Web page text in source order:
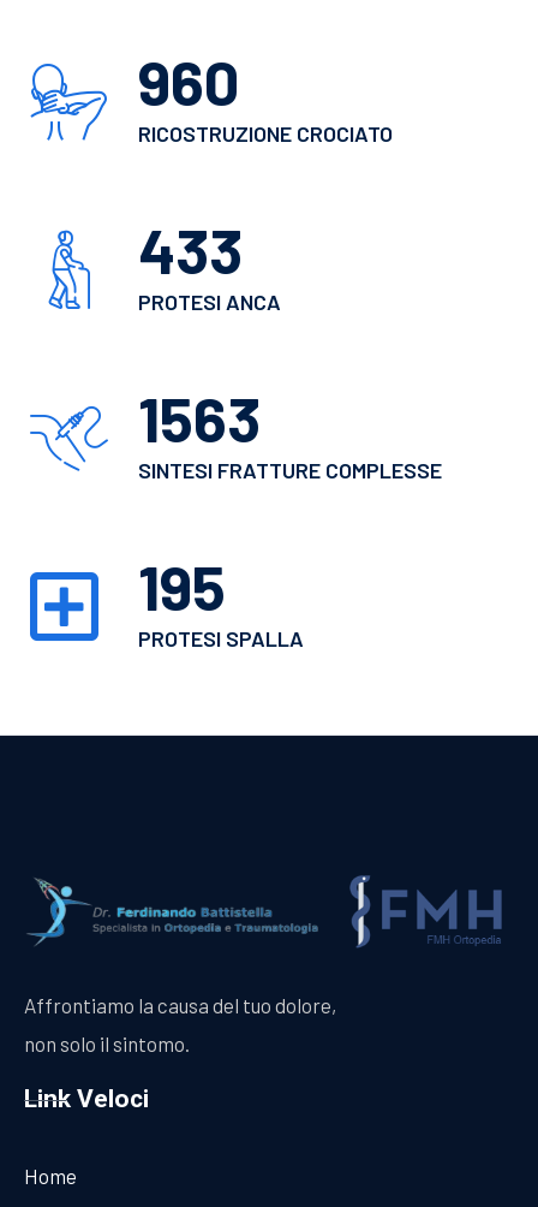
1082
RICOSTRUZIONE CROCIATO
489
PROTESI ANCA
1770
SINTESI FRATTURE COMPLESSE
222
PROTESI SPALLA
Affrontiamo la causa del tuo dolore,
non solo il sintomo.
Link Veloci
Home